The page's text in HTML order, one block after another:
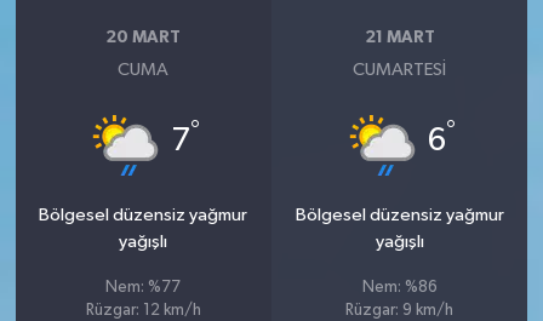
20 MART
CUMA
7°
Bölgesel düzensiz yağmur
yağışlı
Nem: %77
Rüzgar: 12 km/h
21 MART
CUMARTESI
6°
Bölgesel düzensiz yağmur
yağışlı
Nem: %86
Rüzgar: 9 km/h